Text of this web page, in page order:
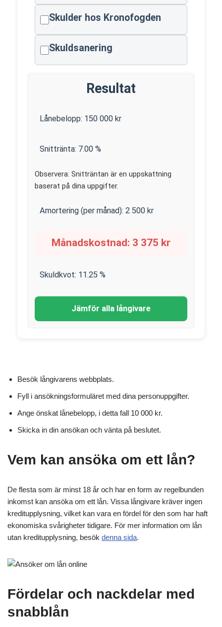
Skulder hos Kronofogden
Skuldsanering
Resultat
Lånebelopp: 150 000 kr
Snittränta: 7.00 %
Observera: Snitträntan är en uppskattning
baserat på dina uppgifter.
Amortering (per månad): 2 500 kr
Månadskostnad: 3 375 kr
Skuldkvot: 11.25 %
Jämför alla långivare
Besök långivarens webbplats.
Fyll i ansökningsformuläret med dina personuppgifter.
Ange önskat lånebelopp, i detta fall 10 000 kr.
Skicka in din ansökan och vänta på beslutet.
Vem kan ansöka om ett lån?
De flesta som är minst 18 år och har en form av regelbunden
inkomst kan ansöka om ett lån. Vissa långivare kräver ingen
kreditupplysning, vilket kan vara en fördel för den som har haft
ekonomiska svårigheter tidigare. För mer information om lån
utan kreditupplysning, besök denna sida.
Fördelar och nackdelar med
snabblån